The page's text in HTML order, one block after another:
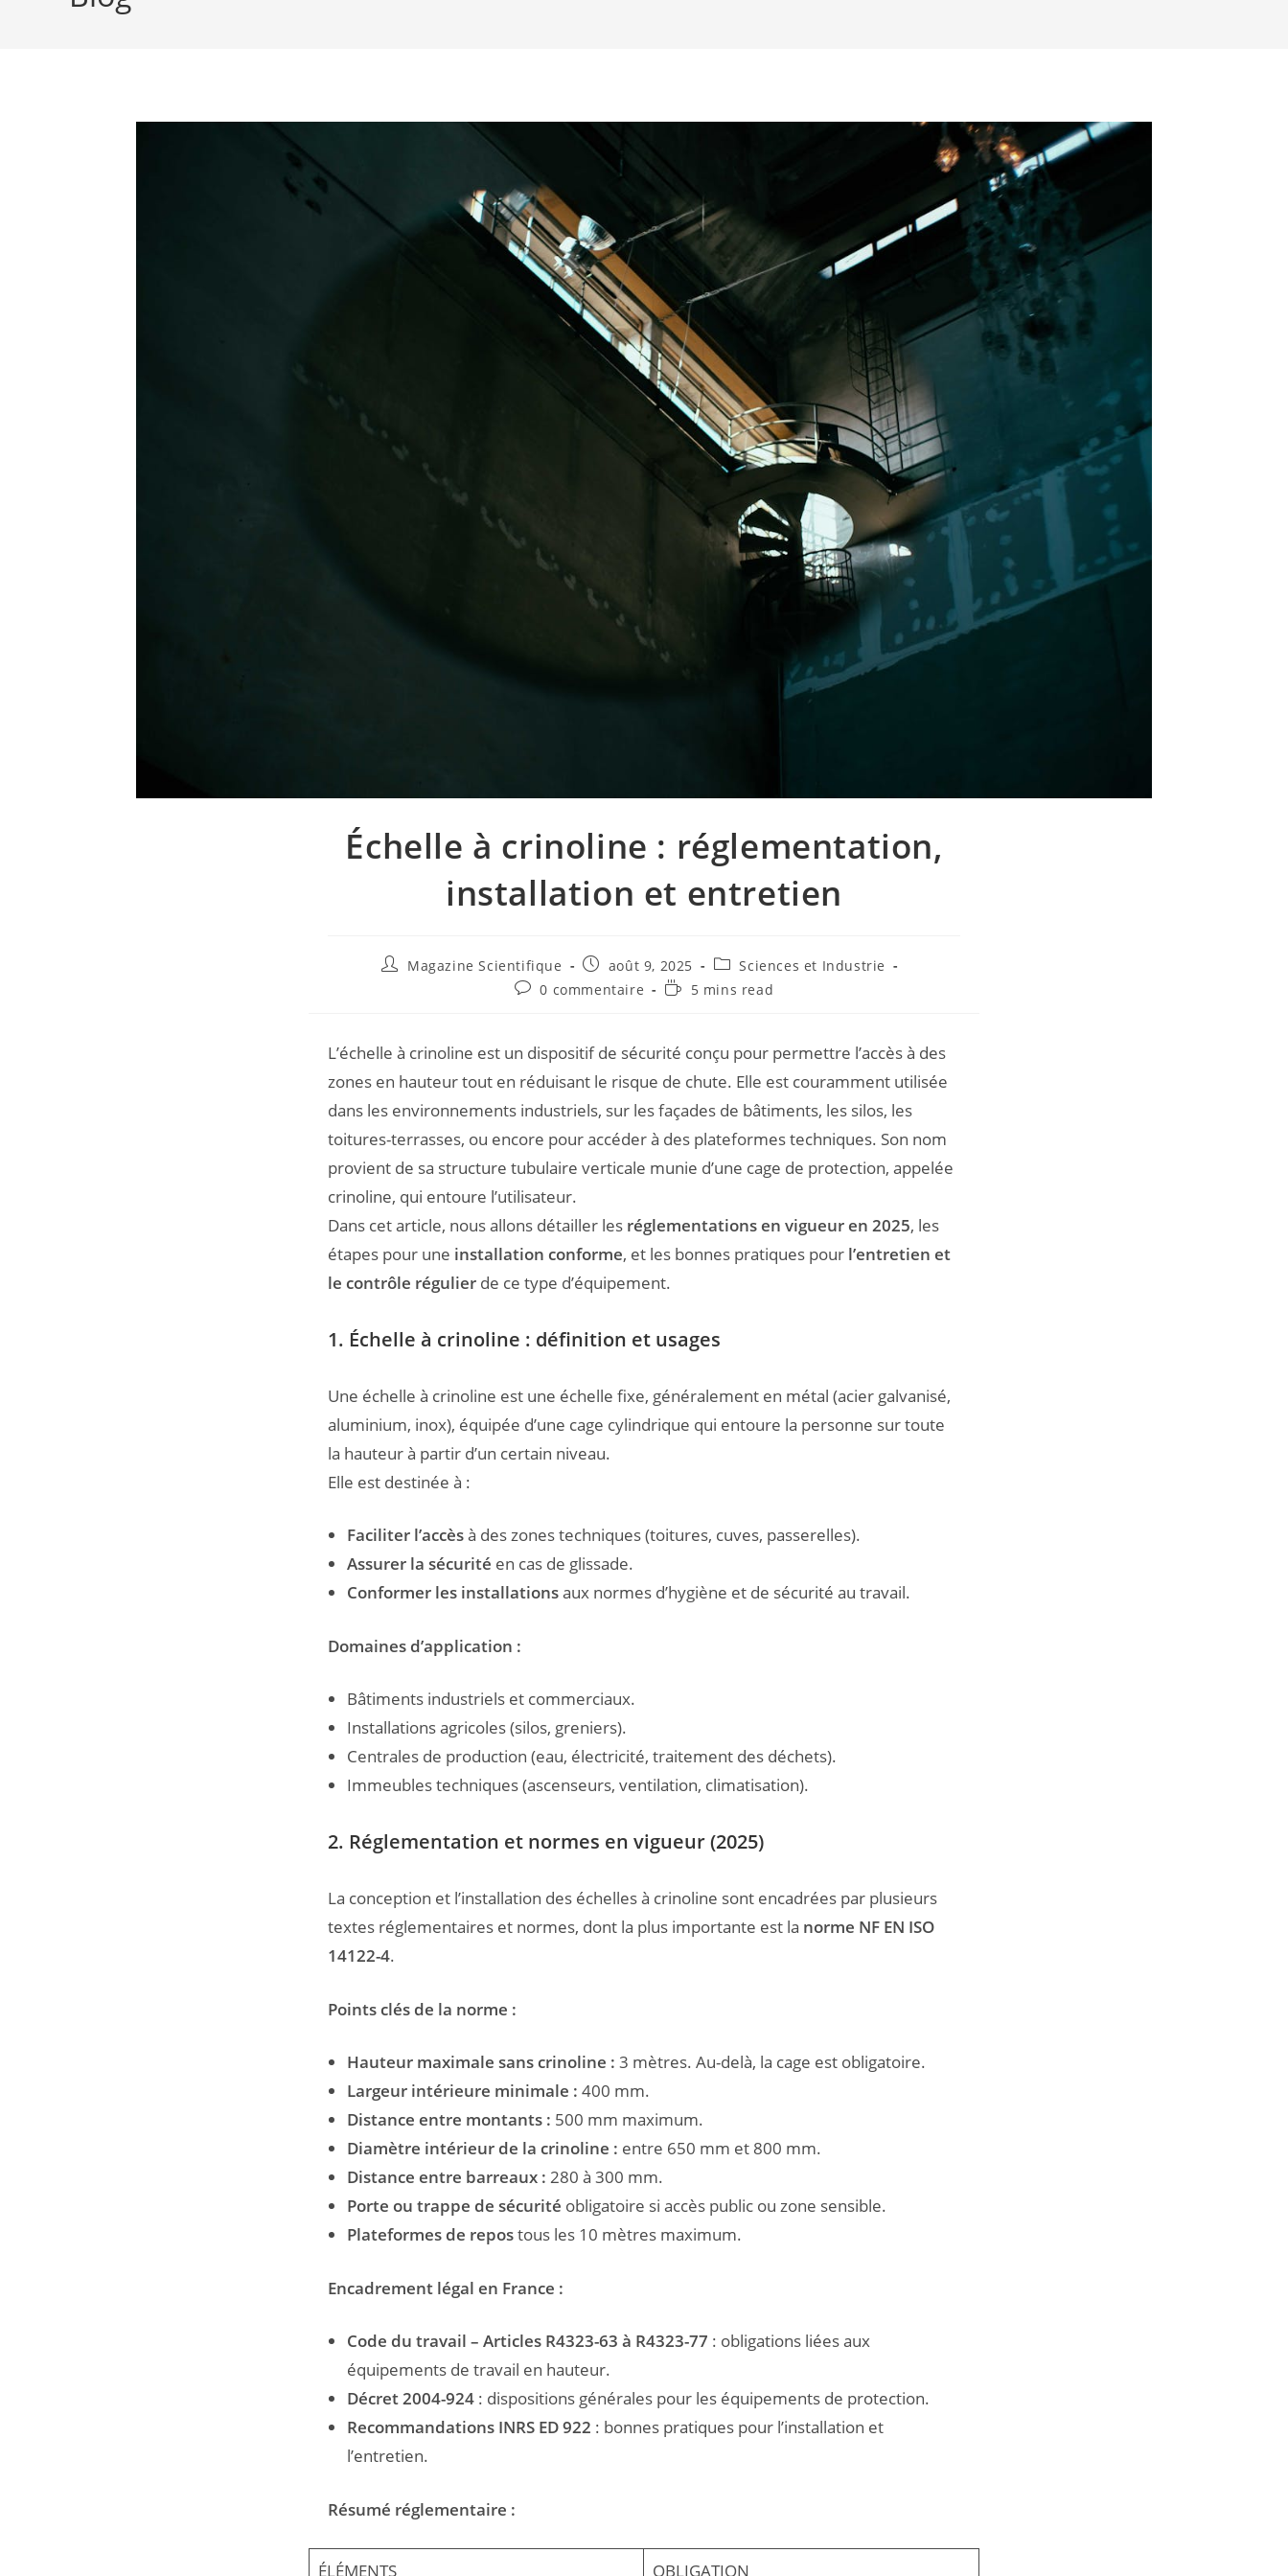
Échelle à crinoline : réglementation,
installation et entretien
Magazine Scientifique août 9, 2025
Sciences et Industrie
0 commentaire
5 mins read
L’échelle à crinoline est un dispositif de sécurité conçu pour permettre l’accès à des
zones en hauteur tout en réduisant le risque de chute. Elle est couramment utilisée
dans les environnements industriels, sur les façades de bâtiments, les silos, les
toitures-terrasses, ou encore pour accéder à des plateformes techniques. Son nom
provient de sa structure tubulaire verticale munie d’une cage de protection, appelée
crinoline, qui entoure l’utilisateur.
Dans cet article, nous allons détailler les réglementations en vigueur en 2025, les
étapes pour une installation conforme, et les bonnes pratiques pour l’entretien et
le contrôle régulier de ce type d’équipement.
1. Échelle à crinoline : définition et usages
Une échelle à crinoline est une échelle fixe, généralement en métal (acier galvanisé,
aluminium, inox), équipée d’une cage cylindrique qui entoure la personne sur toute
la hauteur à partir d’un certain niveau.
Elle est destinée à :
Faciliter l’accèsà des zones techniques (toitures, cuves, passerelles).
Assurer la sécurité en cas de glissade.
Conformer les installationsaux normes d’hygiène et de sécurité au travail.
Domaines d’application :
Bâtiments industriels et commerciaux.
Installations agricoles (silos, greniers).
Centrales de production (eau, électricité, traitement des déchets).
Immeubles techniques (ascenseurs, ventilation, climatisation).
2. Réglementation et normes en vigueur (2025)
La conception et l’installation des échelles à crinoline sont encadrées par plusieurs
textes réglementaires et normes, dont la plus importante est la norme NF EN ISO
14122-4.
Points clés de la norme :
Hauteur maximale sans crinoline : 3 mètres. Au-delà, la cage est obligatoire.
Largeur intérieure minimale : 400 mm.
Distance entre montants : 500 mm maximum.
Diamètre intérieur de la crinoline : entre 650 mm et 800 mm.
Distance entre barreaux : 280 à 300 mm.
Porte ou trappe de sécurité obligatoire si accès public ou zone sensible.
Plateformes de repostous les 10 mètres maximum.
Encadrement légal en France :
Code du travail – Articles R4323-63 à R4323-77 : obligations liées aux
équipements de travail en hauteur.
Décret 2004-924 : dispositions générales pour les équipements de protection.
Recommandations INRS ED 922 : bonnes pratiques pour l’installation et
l’entretien.
Résumé réglementaire :
ÉLÉMENTS OBLIGATION